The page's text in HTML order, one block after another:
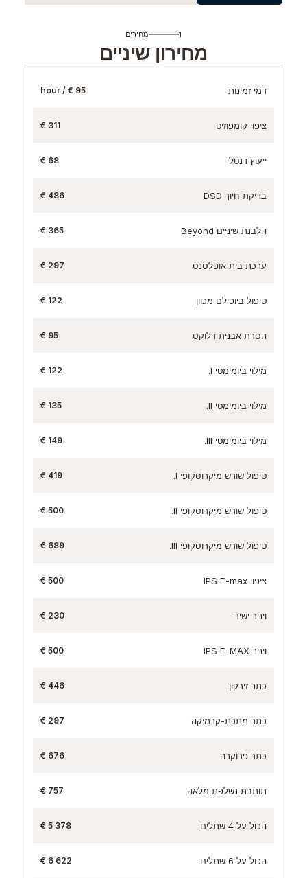
1 מחירים
מחירון שיניים
דמי זמינות 95 € / hour
ציפוי קומפוזיט 311 €
ייעוץ דנטלי 68 €
בדיקת חיוך DSD 486 €
הלבנת שיניים Beyond 365 €
ערכת בית אופלסנס 297 €
טיפול ביופילם מכוון 122 €
הסרת אבנית דלוקס 95 €
מילוי ביומימטי I. 122 €
מילוי ביומימטי II. 135 €
מילוי ביומימטי III. 149 €
טיפול שורש מיקרוסקופי I. 419 €
טיפול שורש מיקרוסקופי II. 500 €
טיפול שורש מיקרוסקופי III. 689 €
ציפוי IPS E-max 500 €
ויניר ישיר 230 €
ויניר IPS E-MAX 500 €
כתר זירקון 446 €
כתר מתכת-קרמיקה 297 €
כתר פרוקרה 676 €
תותבת נשלפת מלאה 757 €
הכול על 4 שתלים 5 378 €
הכול על 6 שתלים 6 622 €